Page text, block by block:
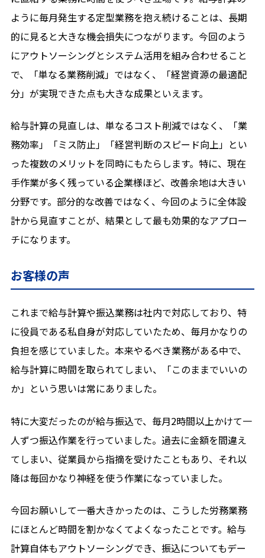
ように毎月発生する定型業務を抱え続けることは、長期
的に見ると大きな機会損失につながります。今回のよう
にアウトソーシングとシステム活用を組み合わせること
で、「単なる業務削減」ではなく、「経営資源の最適配
分」が実現できた点も大きな成果といえます。
給与計算の見直しは、単なるコスト削減ではなく、「業
務効率」「ミス防止」「経営判断のスピード向上」とい
った複数のメリットを同時にもたらします。特に、現在
手作業が多く残っている企業様ほど、改善余地は大きい
分野です。部分的な改善ではなく、今回のように全体設
計から見直すことが、結果として最も効果的なアプロー
チになります。
お客様の声
これまで給与計算や振込業務は社内で対応しており、特
に役員である私自身が対応していたため、毎月かなりの
負担を感じていました。本来やるべき業務がある中で、
給与計算に時間を取られてしまい、「このままでいいの
か」という思いは常にありました。
特に大変だったのが給与振込で、毎月2時間以上かけて一
人ずつ振込作業を行っていました。過去に金額を間違え
てしまい、従業員から指摘を受けたこともあり、それ以
降は毎回かなり神経を使う作業になっていました。
今回お願いして一番大きかったのは、こうした労務業務
にほとんど時間を割かなくてよくなったことです。給与
計算自体もアウトソーシングでき、振込についてもデー